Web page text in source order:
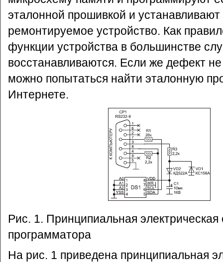
эталонной прошивкой и
ремонтируемое устройство. Как
функции устройства в большинстве
восстанавливаются. Если же дефект
можно попытаться найти эталонную
Интернете.
Рис. 1. Принципиальная электрическая
программатора
На рис. 1 приведена принципиальная